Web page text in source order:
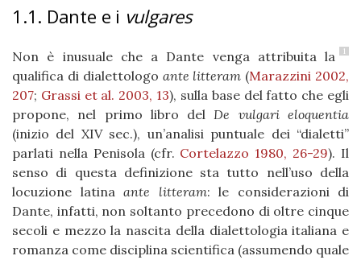
1.1. Dante e i vulgares
1
Non è inusuale che a Dante venga attribuita la
qualifica di dialettologo ante litteram (Marazzini 2002,
207; Grassi et al. 2003, 13), sulla base del fatto che egli
propone, nel primo libro delDe vulgari eloquentia
(inizio del XIV sec.), un’analisi puntuale dei “dialetti”
parlati nella Penisola (cfr. Cortelazzo 1980, 26-29). Il
senso di questa definizione sta tutto nell’uso della
locuzione latina ante litteram: le considerazioni di
Dante, infatti, non soltanto precedono di oltre cinque
secoli e mezzo la nascita della dialettologia italiana e
romanza come disciplina scientifica (assumendo quale